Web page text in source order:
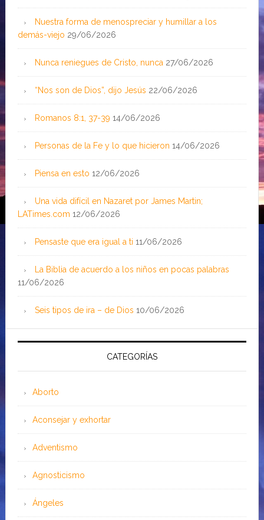
Nuestra forma de menospreciar y humillar a los
demás-viejo 29/06/2026
Nunca reniegues de Cristo, nunca 27/06/2026
“Nos son de Dios”, dijo Jesús 22/06/2026
Romanos 8:1, 37-39 14/06/2026
Personas de la Fe y lo que hicieron 14/06/2026
Piensa en esto 12/06/2026
Una vida difícil en Nazaret por James Martin;
LATimes.com 12/06/2026
Pensaste que era igual a ti 11/06/2026
La Biblia de acuerdo a los niños en pocas palabras
11/06/2026
Seis tipos de ira – de Dios 10/06/2026
CATEGORÍAS
Aborto
Aconsejar y exhortar
Adventismo
Agnosticismo
Ángeles